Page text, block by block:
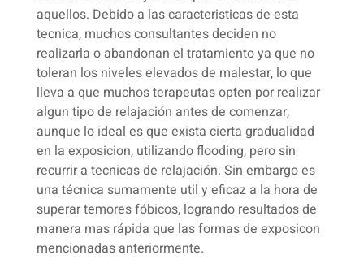
aquellos. Debido a las caracteristicas de esta
tecnica, muchos consultantes deciden no
realizarla o abandonan el tratamiento ya que no
toleran los niveles elevados de malestar, lo que
lleva a que muchos terapeutas opten por realizar
algun tipo de relajación antes de comenzar,
aunque lo ideal es que exista cierta gradualidad
en la exposicion, utilizando flooding, pero sin
recurrir a tecnicas de relajación. Sin embargo es
una técnica sumamente util y eficaz a la hora de
superar temores fóbicos, logrando resultados de
manera mas rápida que las formas de exposicon
mencionadas anteriormente.